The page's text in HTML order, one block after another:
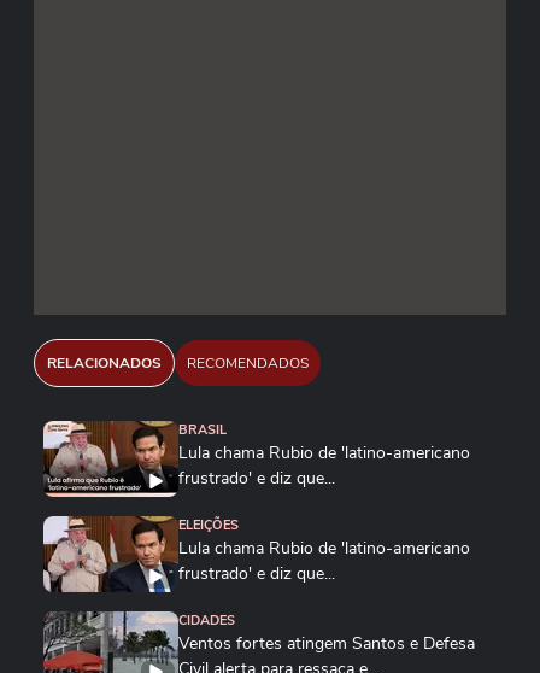
RELACIONADOS RECOMENDADOS
BRASIL
Lula chama Rubio de 'latino-americano
frustrado' e diz que...
ELEIÇÕES
Lula chama Rubio de 'latino-americano
frustrado' e diz que...
CIDADES
Ventos fortes atingem Santos e Defesa